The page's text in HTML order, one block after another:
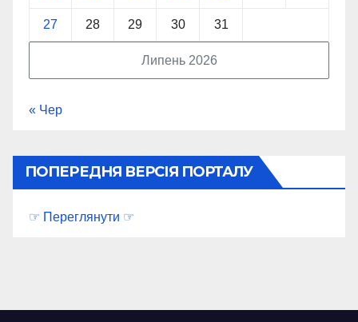
Липень 2026
27 28 29 30 31
« Чер
ПОПЕРЕДНЯ ВЕРСІЯ ПОРТАЛУ
☞ Переглянути ☞